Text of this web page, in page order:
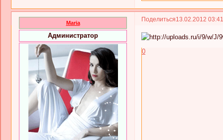
Поделиться13.02.2012
Maria
Администратор
0